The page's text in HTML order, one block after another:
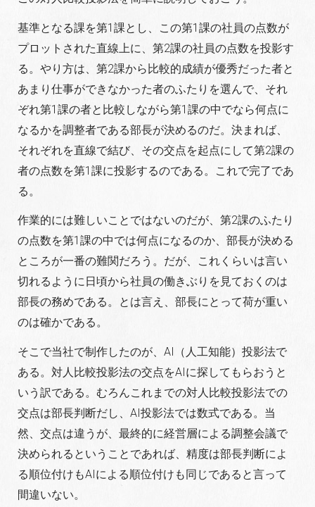
基準となる課を第1課とし、この第1課の社員の点数が
プロットされた直線上に、第2課の社員の点数を投影す
る。やり方は、第2課から比較的成績が優秀だった者と
あまり仕事ができなかった者のふたりを選んで、それ
ぞれ第1課の者と比較しながら第1課の中でなら何点に
なるかを調整者である部長が決めるのだ。決まれば、
それぞれを直線で結び、その交点を起点にして第2課の
者の点数を第1課に投影するのである。これで完了であ
る。
作業的には難しいことではないのだが、第2課のふたり
の点数を第1課の中では何点になるのか、部長が決める
ところが一番の難関だろう。だが、これくらいは言い
切れるように日頃から社員の働きぶりを見ておくのは
部長の務めである。とは言え、部長にとって荷が重い
のは確かである。
そこで当社で制作したのが、AI（人工知能）投影法で
ある。対人比較投影法の交点をAIに探してもらおうと
いう訳である。むろんこれまでの対人比較投影法での
交点は部長判断だし、AI投影法では数式である。当
然、交点は違うが、最終的に経営層による調整会議で
決められるということであれば、精度は部長判断によ
る順位付けもAIによる順位付けも同じであると言って
間違いない。